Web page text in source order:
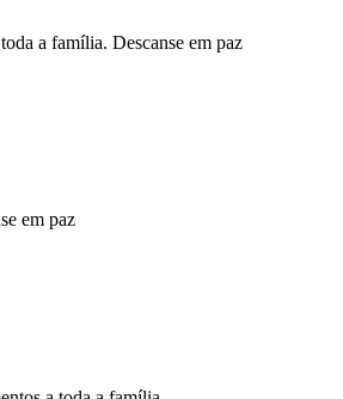
a família. Descanse em paz
em paz